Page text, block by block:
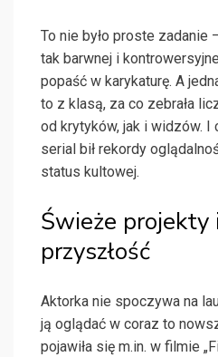
To nie było proste zadanie
tak barwnej i
popaść w karykaturę. A
to z klasą, za co zebrała
od krytyków, jak i widzów. I
serial bił rekordy
status kultowej.
Świeże projekty
przyszłość
Aktorka nie spoczywa na
ją oglądać w coraz to
pojawiła się m.in. w filmie